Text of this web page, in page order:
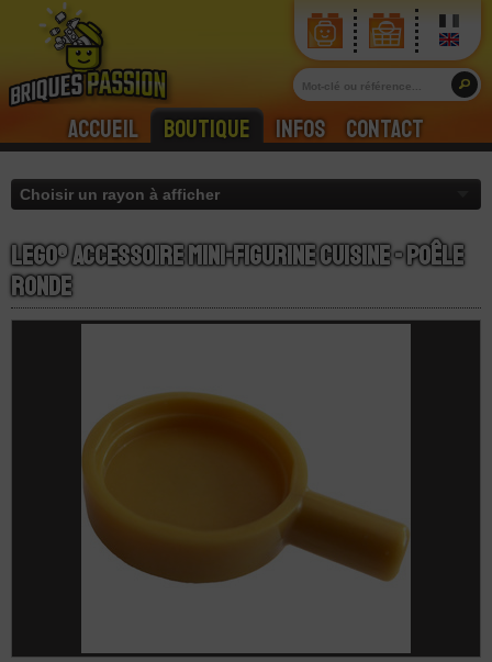
Accueil Boutique Infos Contact
LEGO® Accessoire Mini-Figurine Cuisine - Poêle
Ronde